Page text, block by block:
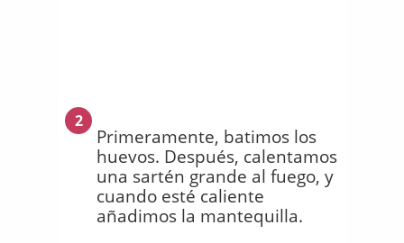
2
Primeramente, batimos los
huevos. Después, calentamos
una sartén grande al fuego, y
cuando esté caliente
añadimos la mantequilla.